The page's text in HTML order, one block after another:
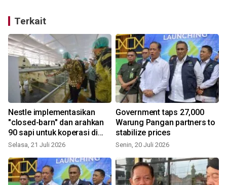
Terkait
Nestle implementasikan
"closed-barn" dan arahkan
90 sapi untuk koperasi di
Jatim
Selasa, 21 Juli 2026
Government taps 27,000
Warung Pangan partners to
stabilize prices
Senin, 20 Juli 2026